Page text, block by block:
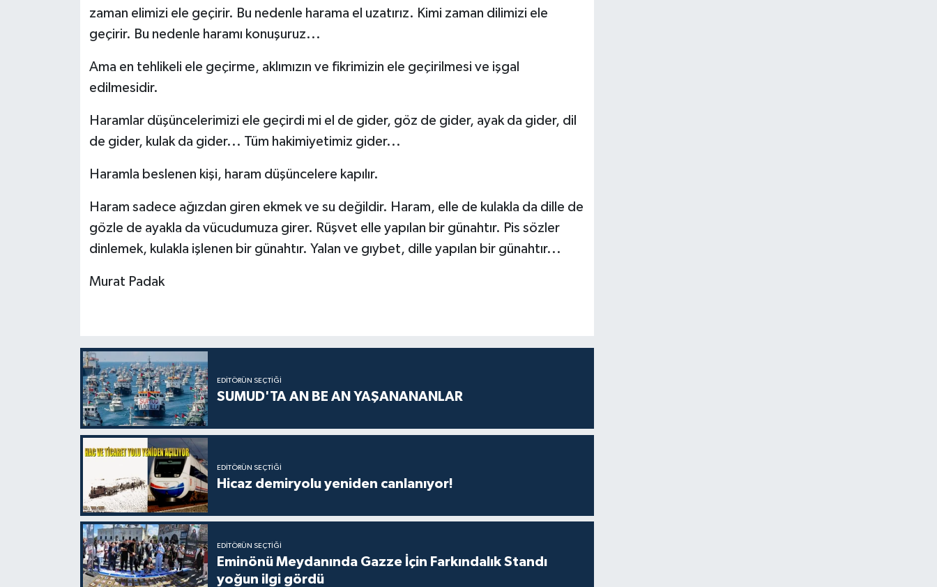
zaman elimizi ele geçirir. Bu nedenle harama el uzatırız. Kimi zaman dilimizi ele
geçirir. Bu nedenle haramı konuşuruz...
Ama en tehlikeli ele geçirme, aklımızın ve fikrimizin ele geçirilmesi ve işgal
edilmesidir.
Haramlar düşüncelerimizi ele geçirdi mi el de gider, göz de gider, ayak da gider, dil
de gider, kulak da gider... Tüm hakimiyetimiz gider...
Haramla beslenen kişi, haram düşüncelere kapılır.
Haram sadece ağızdan giren ekmek ve su değildir. Haram, elle de kulakla da dille de
gözle de ayakla da vücudumuza girer. Rüşvet elle yapılan bir günahtır. Pis sözler
dinlemek, kulakla işlenen bir günahtır. Yalan ve gıybet, dille yapılan bir günahtır...
Murat Padak
EDITÖRÜN SEÇTIĞI
SUMUD'TA AN BE AN YAŞANANANLAR
EDITÖRÜN SEÇTIĞI
Hicaz demiryolu yeniden canlanıyor!
EDITÖRÜN SEÇTIĞI
Eminönü Meydanında Gazze İçin Farkındalık Standı
yoğun ilgi gördü